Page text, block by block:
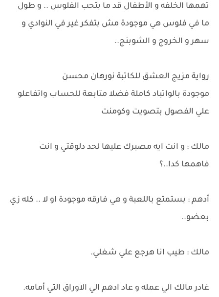
تهمها الخلفه و الأطفال قد ما بتحب الفلوس .. و طول
ما في فلوس هي موجودة مش بتفكر غير في النوادي و
سهر و الخروج و الشوبنج..
رواية مزيج العشق للكاتبة نورهان محسن
موجودة بالواتباد كاملة فضلا متابعة للحساب واتفاعلو
علي الفصول بتصويت وكومنت
مالك : و انت ايه مصبرك عليها لحد دلوقتي و انت
فاهمها كدا..؟
أدهم : بستمتع باللعبة و هي فارقه موجودة او لا .. كله زي
بعضو..
مالك : طيب انا هرجع علي شغلي.
غادر مالك الي عمله و عاد ادهم الي الاوراق التي أمامه.